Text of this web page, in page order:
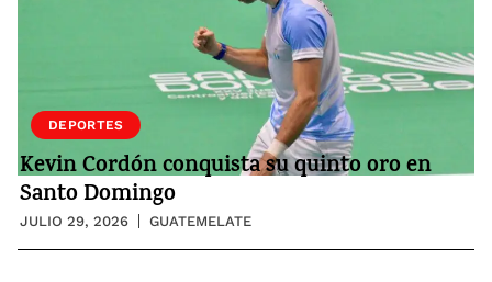
DEPORTES
Kevin Cordón conquista su quinto oro en
Santo Domingo
JULIO 29, 2026 GUATEMELATE